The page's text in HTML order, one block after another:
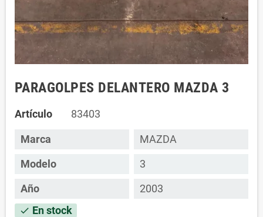
PARAGOLPES DELANTERO MAZDA 3
Artículo 83403
Marca
MAZDA
Modelo
3
Año
2003
check En stock